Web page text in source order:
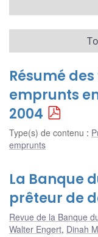
Résumé
emprunts
2004
Type(s) de contenu :
emprunts
La Banque
prêteur de
Revue de la Banque
Walter Engert, Dinah